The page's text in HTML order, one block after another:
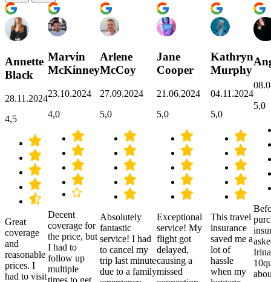
Annette
Black
28.11.2024
4,5
Great
coverage
and
reasonable
prices. I
had to visit
Marvin
McKinney
23.10.2024
4,0
Decent
coverage for
the price, but
I had to
follow up
multiple
times to get
Arlene
McCoy
27.09.2024
5,0
Absolutely
fantastic
service! I had
to cancel my
trip last minute
due to a family
Jane
Cooper
21.06.2024
5,0
Exceptional
service! My
flight got
delayed,
causing a
missed
Kathryn
Murphy
04.11.2024
5,0
This travel
insurance
saved me a
lot of
hassle
when my
5,0